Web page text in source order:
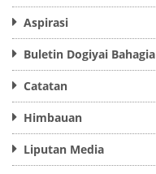
Aspirasi
Buletin Dogiyai Bahagia
Catatan
Himbauan
Liputan Media